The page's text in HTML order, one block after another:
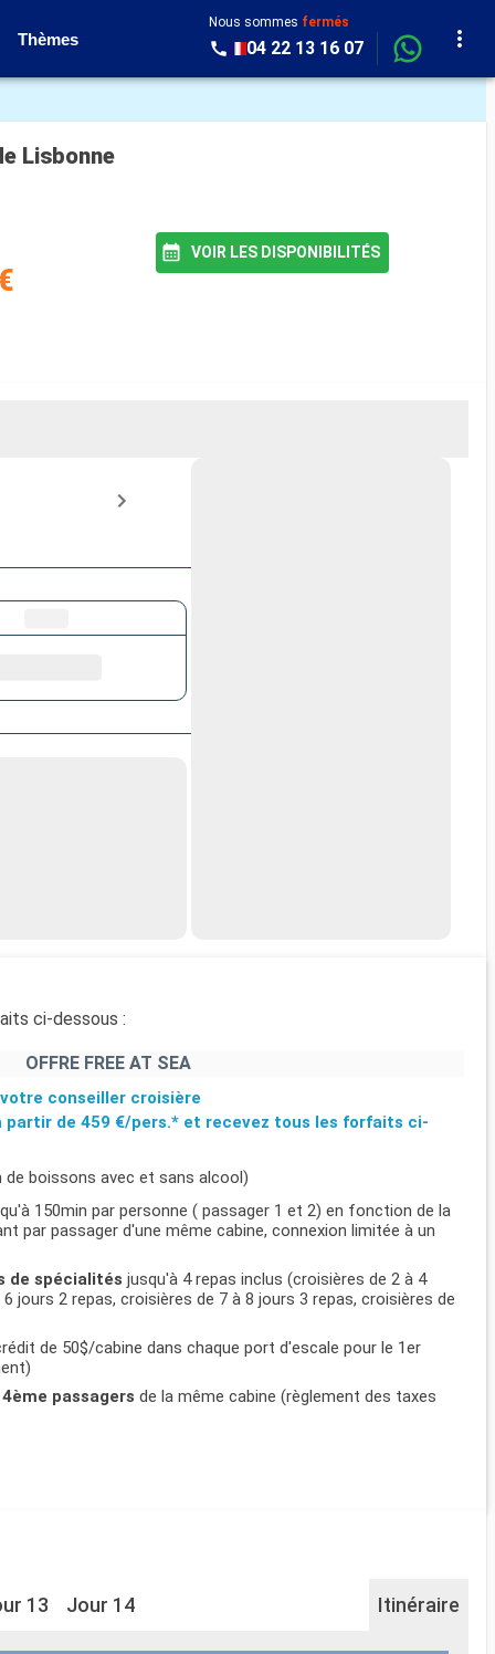
Thèmes
Nous sommes fermés
04 22 13 16 07
Lisbonne
VOIR LES DISPONIBILITÉS
ci-dessous :
OFFRE FREE AT SEA
conseiller croisière
partir de 459 €/pers.* et recevez tous les forfaits ci-
de boissons avec et sans alcool)
150min par personne ( passager 1 et 2) en fonction de la
par passager d'une même cabine, connexion limitée à un
de spécialités jusqu'à 4 repas inclus (croisières de 2 à 4
jours 2 repas, croisières de 7 à 8 jours 3 repas, croisières de
de 50$/cabine dans chaque port d'escale pour le 1er
passagers de la même cabine (règlement des taxes
13 Jour 14 Itinéraire